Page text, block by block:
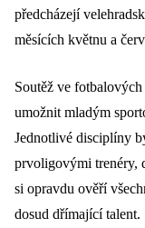
předcházejí
měsících květnu a
Soutěž ve
umožnit mladým
Jednotlivé disciplíny
prvoligovými trenéry,
si opravdu ověří
dosud dřímající talent.